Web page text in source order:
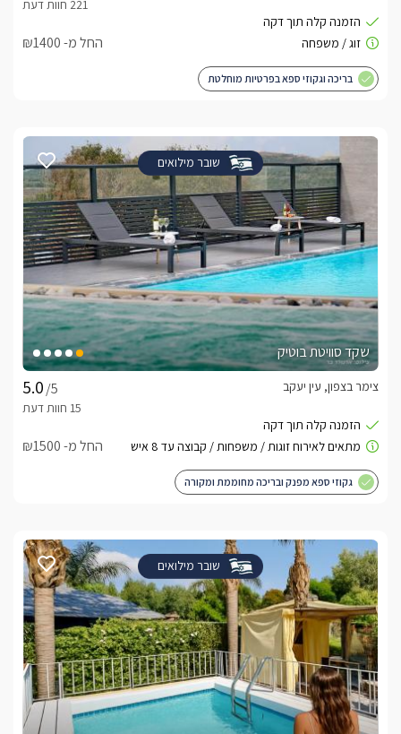
החל מ- ₪1400
בריכה וגקוזי ספא בפרטיות מוחלטת
שובר מילואים
שקד סוויטת בוטיק
/5
צימר בצפון, עין יעקב
החל מ- ₪1500
גקוזי ספא מפנק ובריכה מחוממת ומקורה
שובר מילואים